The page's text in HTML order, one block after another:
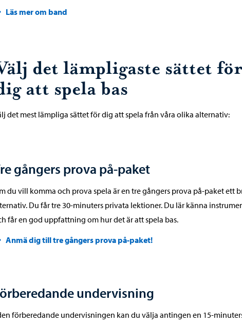
Läs mer om band
det lämpligaste sättet för
att spela bas
det mest lämpliga sättet för dig att spela från våra olika alternativ:
gångers prova på-paket
du vill komma och prova spela är en tre gångers prova på-paket ett
Du får tre 30-minuters privata lektioner. Du lär känna
får en god uppfattning om hur det är att spela bas.
Anmä dig till tre gångers prova på-paket!
undervisning
förberedande undervisningen kan du välja antingen en 15-